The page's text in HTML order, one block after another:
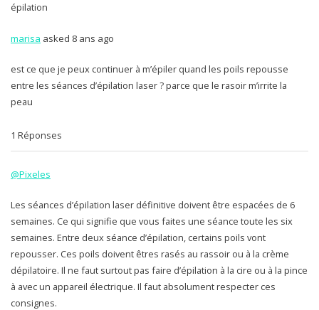
épilation
marisa asked 8 ans ago
est ce que je peux continuer à m’épiler quand les poils repousse
entre les séances d’épilation laser ? parce que le rasoir m’irrite la
peau
1 Réponses
@Pixeles
Les séances d’épilation laser définitive doivent être espacées de 6
semaines. Ce qui signifie que vous faites une séance toute les six
semaines. Entre deux séance d’épilation, certains poils vont
repousser. Ces poils doivent êtres rasés au rassoir ou à la crème
dépilatoire. Il ne faut surtout pas faire d’épilation à la cire ou à la pince
à avec un appareil électrique. Il faut absolument respecter ces
consignes.